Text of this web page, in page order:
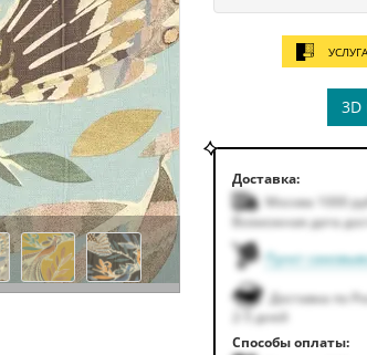
3D
Доставка:
Москва 1000
Возможная дата
Пункт
Доставка по
2-5 дней
Способы оплаты: